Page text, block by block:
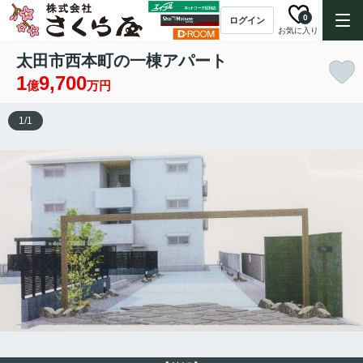
ログイン
お気に入り
0
太田市西本町の一棟アパート
1億9,700万円
1/1